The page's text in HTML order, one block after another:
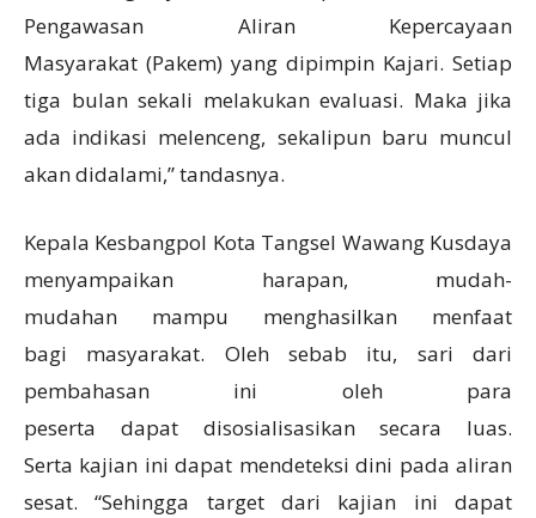
Pengawasan Aliran Kepercayaan
Masyarakat (Pakem) yang dipimpin Kajari. Setiap
tiga bulan sekali melakukan evaluasi. Maka jika
ada indikasi melenceng, sekalipun baru muncul
akan didalami,” tandasnya.
Kepala Kesbangpol Kota Tangsel Wawang Kusdaya
menyampaikan harapan, mudah-
mudahan mampu menghasilkan menfaat
bagi masyarakat. Oleh sebab itu, sari dari
pembahasan ini oleh para
peserta dapat disosialisasikan secara luas.
Serta kajian ini dapat mendeteksi dini pada aliran
sesat. “Sehingga target dari kajian ini dapat